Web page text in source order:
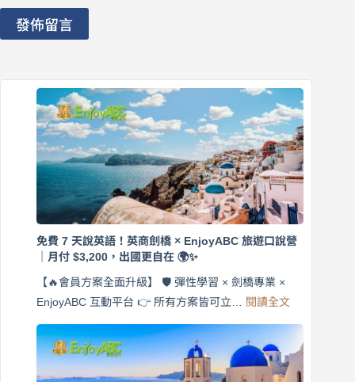
發佈留言
免費 7 天說英語！英商劍橋 × EnjoyABC 旅遊口說營
｜月付 $3,200，出國更自在 🌍✨
【🔥會員方案全面升級】 🛡️ 彈性學習 × 劍橋專業 ×
EnjoyABC 互動平台 👉 所有方案皆可立… 閱讀全文:
天
說